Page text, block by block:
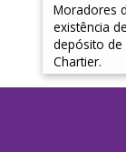
Moradores
existência
depósito de
Chartier.